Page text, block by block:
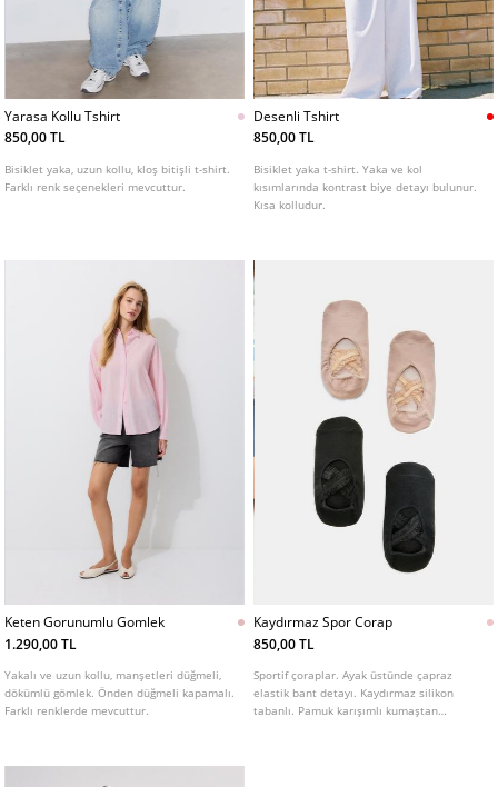
Yarasa Kollu Tshirt
850,00 TL
Bisiklet yaka, uzun kollu, kloş bitişli t-shirt.
Farklı renk seçenekleri mevcuttur.
Desenli Tshirt
850,00 TL
Bisiklet yaka t-shirt. Yaka ve kol
kısımlarında kontrast biye detayı bulunur.
Kısa kolludur.
Keten Gorunumlu Gomlek
1.290,00 TL
Yakalı ve uzun kollu, manşetleri düğmeli,
dökümlü gömlek. Önden düğmeli kapamalı.
Farklı renklerde mevcuttur.
Kaydırmaz Spor Corap
850,00 TL
Sportif çoraplar. Ayak üstünde çapraz
elastik bant detayı. Kaydırmaz silikon
tabanlı. Pamuk karışımlı kumaştan